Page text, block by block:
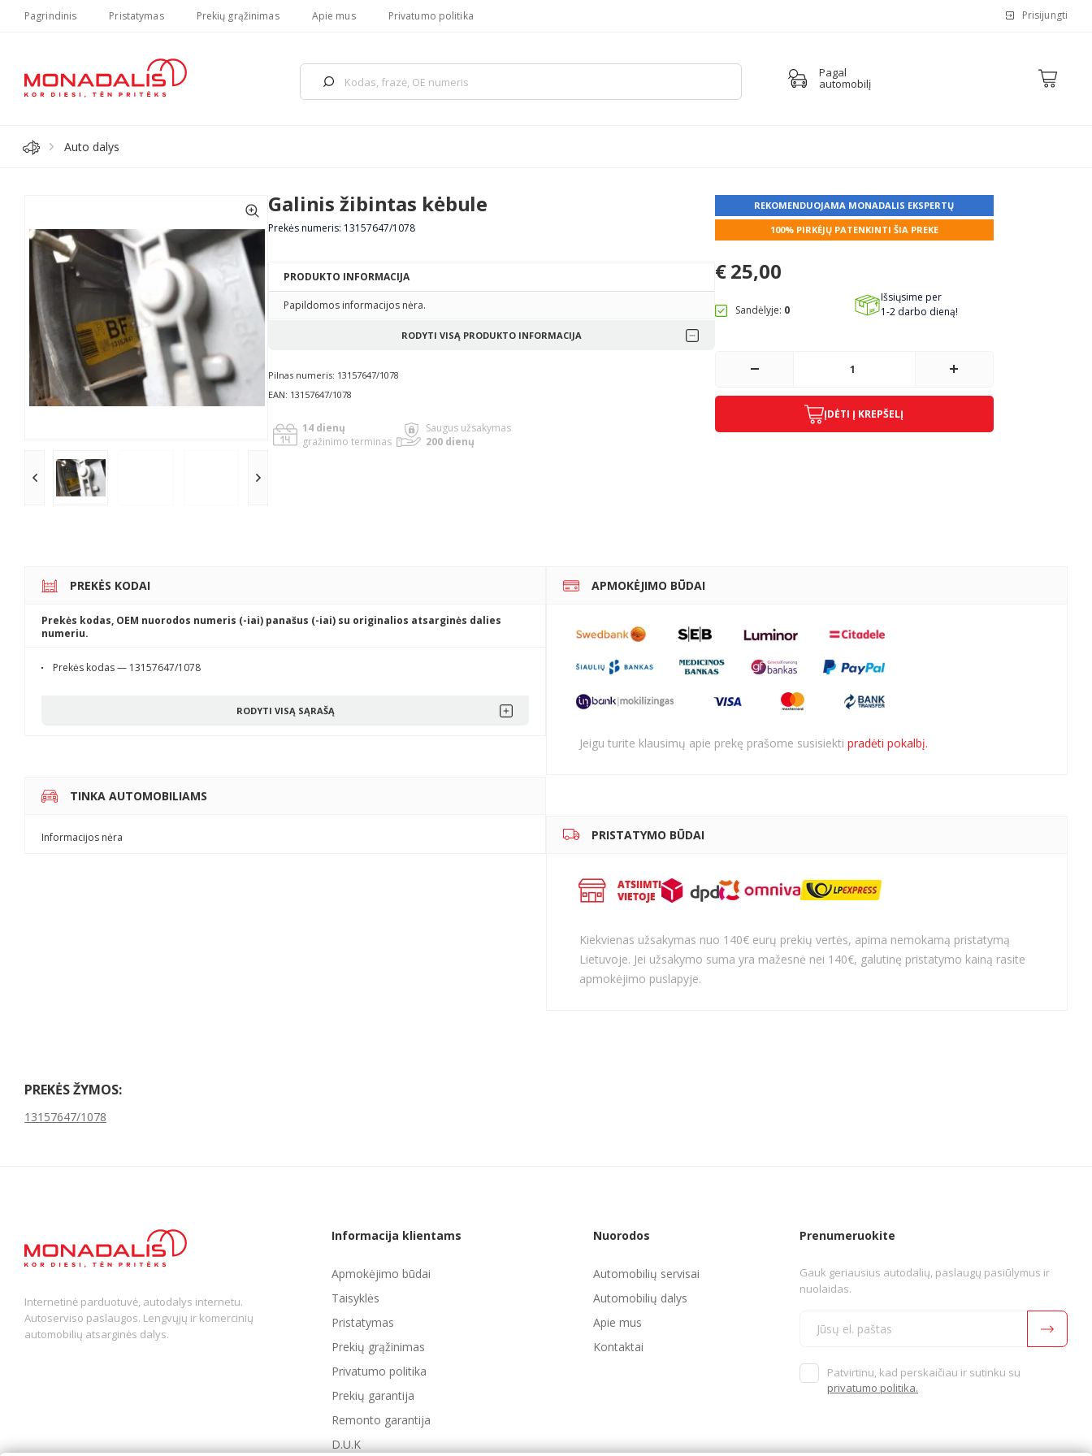
Pagrindinis Pristatymas Prekių grąžinimas Apie mus Privatumo politika Prisijungti
Pagal
automobilį
Auto dalys
Galinis žibintas kėbule
Prekės numeris: 13157647/1078
PRODUKTO INFORMACIJA
Papildomos informacijos nėra.
RODYTI VISĄ PRODUKTO INFORMACIJA
Pilnas numeris: 13157647/1078
EAN: 13157647/1078
14 dienų
gražinimo terminas
Saugus užsakymas
200 dienų
REKOMENDUOJAMA MONADALIS EKSPERTŲ
100% PIRKĖJŲ PATENKINTI ŠIA PREKE
€25,00
Sandėlyje: 0
Išsiųsime per
1-2 darbo dieną!
ĮDĖTI Į KREPŠELĮ
PREKĖS KODAI
Prekės kodas, OEM nuorodos numeris (-iai) panašus (-iai) su originalios atsarginės dalies
numeriu.
Prekės kodas — 13157647/1078
RODYTI VISĄ SĄRAŠĄ
TINKA AUTOMOBILIAMS
Informacijos nėra
APMOKĖJIMO BŪDAI
Jeigu turite klausimų apie prekę prašome susisiekti pradėti pokalbį.
PRISTATYMO BŪDAI
Kiekvienas užsakymas nuo 140€ eurų prekių vertės, apima nemokamą pristatymą
Lietuvoje. Jei užsakymo suma yra mažesnė nei 140€, galutinę pristatymo kainą rasite
apmokėjimo puslapyje.
PREKĖS ŽYMOS:
13157647/1078
Internetinė parduotuvė, autodalys internetu.
Autoserviso paslaugos. Lengvųjų ir komercinių
automobilių atsarginės dalys.
Prenumeruokite
Gauk geriausius autodalių, paslaugų pasiūlymus ir
nuolaidas.
Patvirtinu, kad perskaičiau ir sutinku su
privatumo politika.
Informacija klientams
Apmokėjimo būdai
Taisyklės
Pristatymas
Prekių grąžinimas
Privatumo politika
Prekių garantija
Remonto garantija
D.U.K
Nuorodos
Automobilių servisai
Automobilių dalys
Apie mus
Kontaktai